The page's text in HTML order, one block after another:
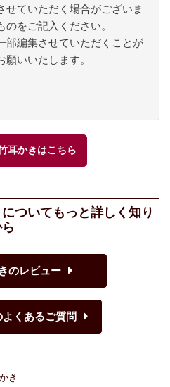
せていただく場合がございま
をご記入ください。
部編集させていただくことが
いいたします。
耳かきはこちら
ついてもっと詳しく知り
き